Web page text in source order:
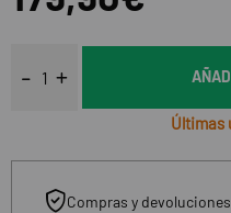
Últimas
Compras y